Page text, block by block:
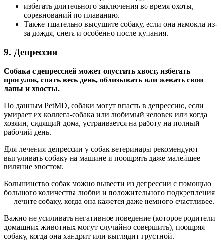
избегать длительного заключения во время охоты,
соревнований по плаванию.
Также тщательно высушите собаку, если она намокла из-
за дождя, снега и особенно после купания.
9. Депрессия
Собака с депрессией может опустить хвост, избегать
прогулок, спать весь день, облизывать или жевать свои
лапы и хвосты.
По данным PetMD, собаки могут впасть в депрессию, если
умирает их коллега-собака или любимый человек или когда
хозяин, сидящий дома, устраивается на работу на полный
рабочий день.
Для лечения депрессии у собак ветеринары рекомендуют
выгуливать собаку на машине и поощрять даже малейшее
виляние хвостом.
Большинство собак можно вывести из депрессии с помощью
большого количества любви и положительного подкрепления
— лечите собаку, когда она кажется даже немного счастливее.
Важно не усиливать негативное поведение (которое родители
домашних животных могут случайно совершить), поощряя
собаку, когда она хандрит или выглядит грустной.